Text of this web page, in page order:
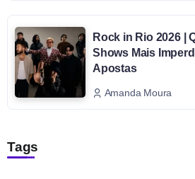
Rock in Rio 2026 |
Shows Mais
Apostas
Amanda Moura
Tags